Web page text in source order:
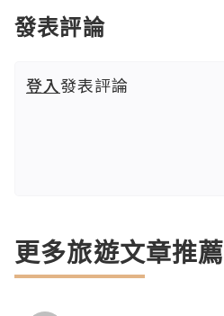
發表評論
登入發表評論
更多旅遊文章推薦